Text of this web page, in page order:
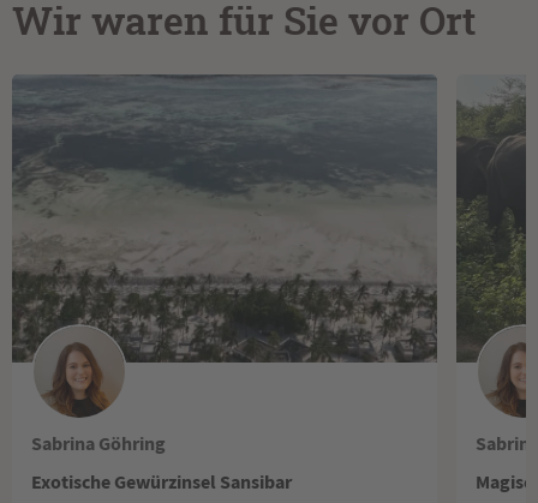
wissen wir alle sehr zu schätzen.
Wir waren für Sie vor Ort
Sabrina Göhring
Exotische Gewürzinsel Sansibar